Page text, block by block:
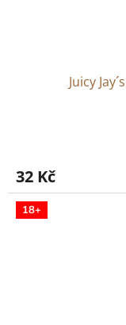
Juicy
32 Kč
18+